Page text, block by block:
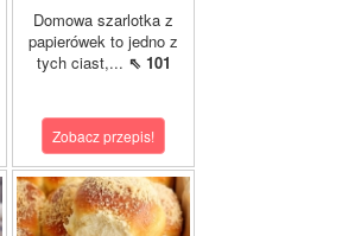
Domowa szarlotka z
papierówek to jedno z
tych ciast,... ⇖ 101
Zobacz przepis!